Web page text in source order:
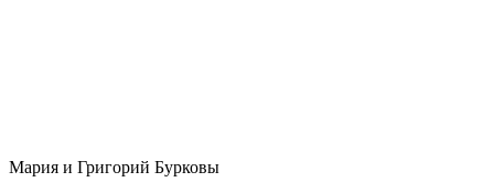
Мария и Григорий Бурковы